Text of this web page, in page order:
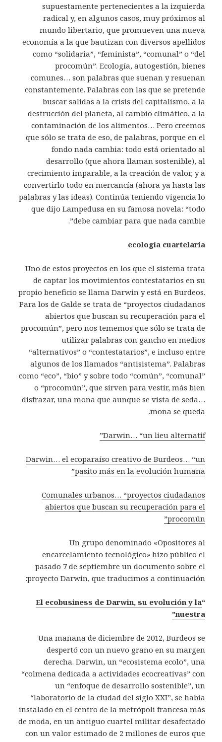
supuestamente pertenecientes a la izquierda
radical y, en algunos casos, muy próximos al
mundo libertario, que promueven una nueva
economía a la que bautizan con diversos apellidos
como “solidaria”, “feminista”, “comunal” o “del
procomún”. Ecología, autogestión, bienes
comunes… son palabras que suenan y resuenan
constantemente. Palabras con las que se pretende
buscar salidas a la crisis del capitalismo, a la
destrucción del planeta, al cambio climático, a la
contaminación de los alimentos… Pero creemos
que sólo se trata de eso, de palabras, porque en el
fondo nada cambia: todo está orientado al
desarrollo (que ahora llaman sostenible), al
crecimiento imparable, a la creación de valor, y a
convertirlo todo en mercancía (ahora ya hasta las
palabras y las ideas). Continúa teniendo vigencia lo
que dijo Lampedusa en su famosa novela: “todo
debe cambiar para que nada cambie”.
ecología cuartelaria
Uno de estos proyectos en los que el sistema trata
de captar los movimientos contestatarios en su
propio beneficio se llama Darwin y está en Burdeos.
Para los de Galde se trata de “proyectos ciudadanos
abiertos que buscan su recuperación para el
procomún”, pero nos tememos que sólo se trata de
utilizar palabras con gancho en medios
“alternativos” o “contestatarios”, e incluso entre
algunos de los llamados “antisistema”. Palabras
como “eco”, “bio” y sobre todo “común”, “comunal”
o “procomún”, que sirven para vestir, más bien
disfrazar, una mona que aunque se vista de seda…
mona se queda.
Darwin… “un lieu alternatif”
Darwin… el ecoparaíso creativo de Burdeos… “un
pasito más en la evolución humana”
Comunales urbanos… “proyectos ciudadanos
abiertos que buscan su recuperación para el
procomún”
Un grupo denominado «Opositores al
encarcelamiento tecnológico» hizo público el
pasado 7 de septiembre un documento sobre el
proyecto Darwin, que traducimos a continuación:
“
El ecobusiness de Darwin, su evolución y la
nuestra”
Una mañana de diciembre de 2012, Burdeos se
despertó con un nuevo grano en su margen
derecha. Darwin, un “ecosistema ecolo”, una
“colmena dedicada a actividades ecocreativas” con
un “enfoque de desarrollo sostenible”, un
“laboratorio de la ciudad del siglo XXI”, se había
instalado en el centro de la metrópoli francesa más
de moda, en un antiguo cuartel militar desafectado
con un valor estimado de 2 millones de euros que